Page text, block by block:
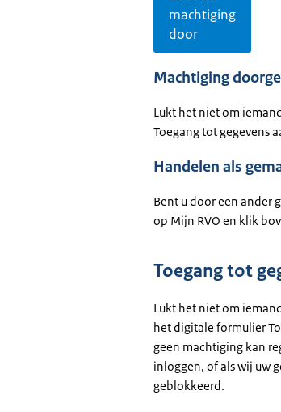
machtiging
door
Machtiging
Lukt het niet om
Toegang tot gegevens
Handelen als
Bent u door een ander
op Mijn RVO en klik
Toegang tot
Lukt het niet om
het digitale formulier
geen machtiging kan
inloggen, of als wij uw
geblokkeerd.